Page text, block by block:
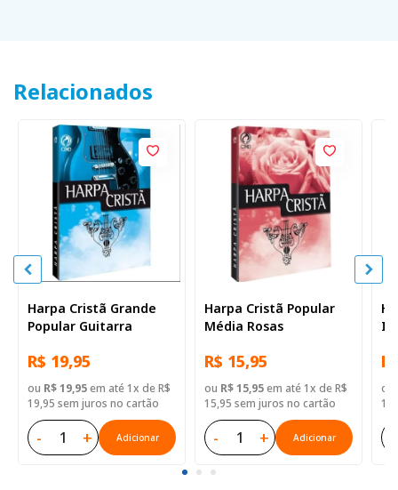
Relacionados
Harpa Cristã Grande
Popular Guitarra
R$ 19,95
ou R$ 19,95em até 1x de R$
19,95 sem juros no cartão
- + Adicionar
Harpa Cristã Popular
Média Rosas
R$ 15,95
ou R$ 15,95em até 1x de R$
15,95 sem juros no cartão
- + Adicionar
ou